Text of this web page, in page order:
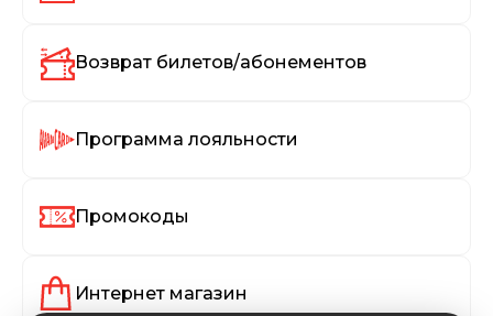
Возврат билетов/абонементов
Программа лояльности
Промокоды
Интернет магазин